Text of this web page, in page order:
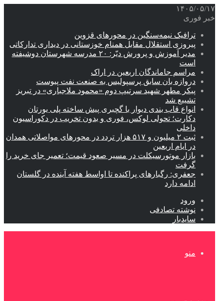
۱۴۰۵/۰۵/۱۷
خبر فوری
ترافیک نیمه‌سنگین در محورهای قزوین
پیروزی استقلال مقابل همنام خوزستانی در دیداری تدارکاتی
مدیر آموزش و پرورش دیّر: ۲۰ مدرسه شهرستان دوشیفته
است
مراسم جاماندگان اربعین در اراک
دروازه بان سابق پرسپولیس به صنعت نفت پیوست
پیکر مطهر شهید سرتیپ دوم «محمود ملاجباری» در تبریز
تشییع شد
انواع قاب بندی دیوار با گچبری پیش ساخته پلی یورتان
دکارت؛ تحولی لوکس، فوری و بدون تخریب در دکوراسیون
داخلی
ثبت ۲ میلیون و ۵۱۷ هزار تردد در محورهای مواصلاتی همدان
در ایام اربعین
بازار موتورسیکلت در مسیر صعود قیمت؛ تعمیر جای خرید را
گرفت
جعفری: رگبارهای پراکنده تا اواسط هفته آینده در گلستان
ادامه دارد
ورود
نوشته تصادفی
سایدبار
منو